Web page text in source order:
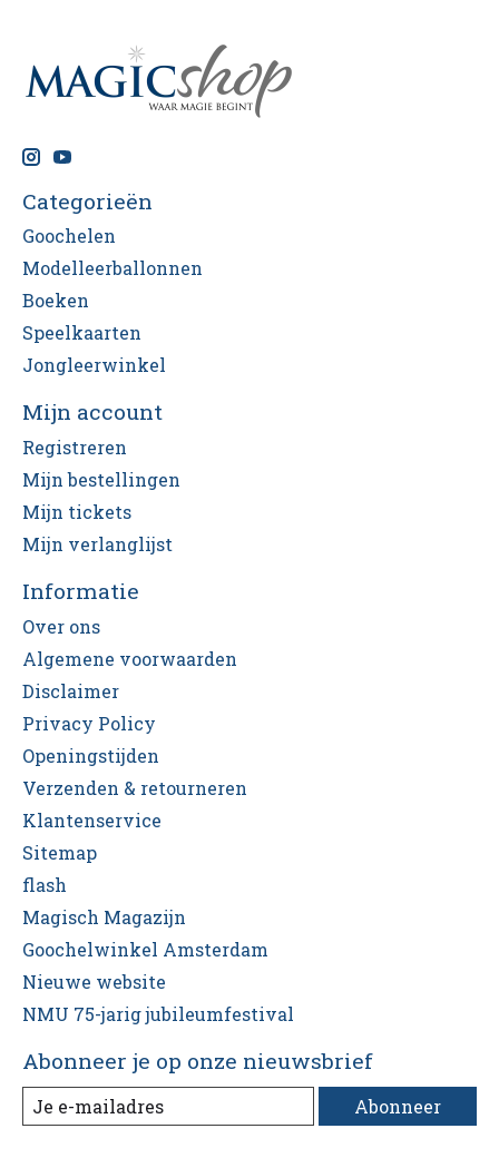
Categorieën
Goochelen
Modelleerballonnen
Boeken
Speelkaarten
Jongleerwinkel
Mijn account
Registreren
Mijn bestellingen
Mijn tickets
Mijn verlanglijst
Informatie
Over ons
Algemene voorwaarden
Disclaimer
Privacy Policy
Openingstijden
Verzenden & retourneren
Klantenservice
Sitemap
flash
Magisch Magazijn
Goochelwinkel Amsterdam
Nieuwe website
NMU 75-jarig jubileumfestival
Abonneer je op onze nieuwsbrief
Abonneer